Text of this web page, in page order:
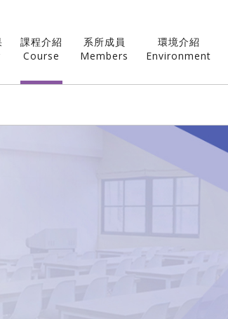
課程介紹
Course
系所成員
Members
環境介紹
Environment